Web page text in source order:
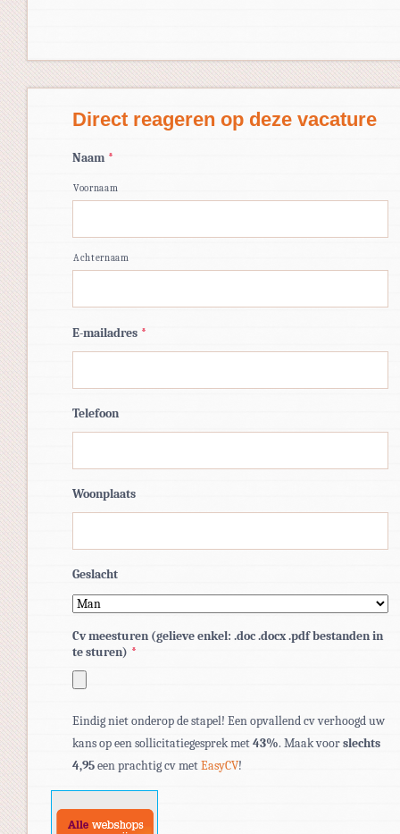
Direct reageren op deze vacature
Naam *
Voornaam
Achternaam
E-mailadres *
Telefoon
Woonplaats
Geslacht
Cv meesturen (gelieve enkel: .doc .docx .pdf bestanden in
te sturen) *
bestandstypen:
pdf,
doc,
docx.
Eindig niet onderop de stapel! Een opvallend cv verhoogd uw
kans op een sollicitatiegesprek met43%. Maak voorslechts
4,95een prachtig cv metEasyCV!